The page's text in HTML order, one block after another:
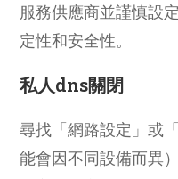
服務供應商並謹慎設
定性和安全性。
私人dns關閉
尋找「網路設定」或
能會因不同設備而異